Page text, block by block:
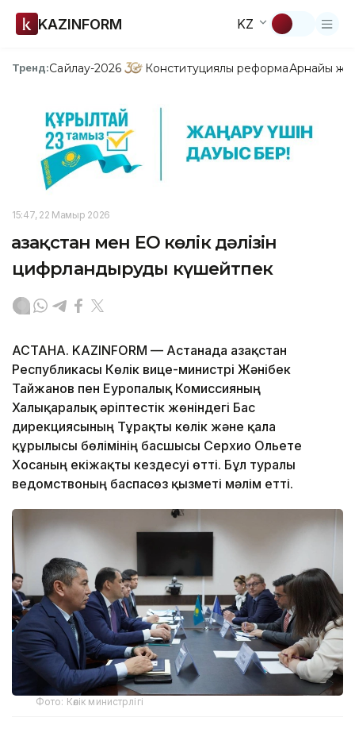
KAZINFORM KZ
Тренд:Сайлау-2026 Конституциялық реформаАрнайы
15:47, 22 Мамыр 2026
Қазақстан мен ЕО көлік дәлізін
цифрландыруды күшейтпек
АСТАНА. KAZINFORM — Астанада Қазақстан
Республикасы Көлік вице-министрі Жәнібек
Тайжанов пен Еуропалық Комиссияның
Халықаралық әріптестік жөніндегі Бас
дирекциясының Тұрақты көлік және қала
құрылысы бөлімінің басшысы Серхио Ольете
Хосаның екіжақты кездесуі өтті. Бұл туралы
ведомствоның баспасөз қызметі мәлім етті.
Фото: Көлік министрлігі